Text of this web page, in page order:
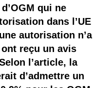
qui ne
dans l’UE
autorisation n’a
reçu un avis
l’article, la
d’admettre un